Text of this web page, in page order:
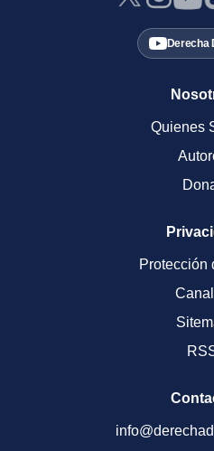
Derecha
Quienes
Protección